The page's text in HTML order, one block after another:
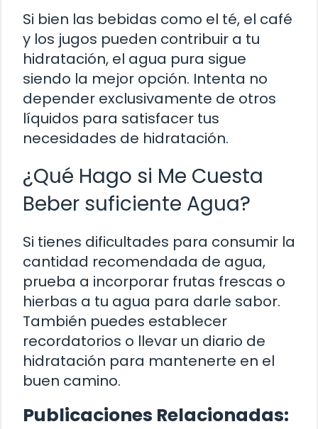
Si bien las bebidas como el té, el café
y los jugos pueden contribuir a tu
hidratación, el agua pura sigue
siendo la mejor opción. Intenta no
depender exclusivamente de otros
líquidos para satisfacer tus
necesidades de hidratación.
¿Qué Hago si Me Cuesta
Beber suficiente Agua?
Si tienes dificultades para consumir la
cantidad recomendada de agua,
prueba a incorporar frutas frescas o
hierbas a tu agua para darle sabor.
También puedes establecer
recordatorios o llevar un diario de
hidratación para mantenerte en el
buen camino.
Publicaciones Relacionadas: